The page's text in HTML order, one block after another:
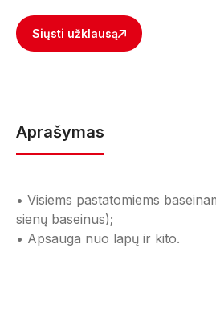
Siųsti užklausą
Aprašymas
• Visiems pastatomiems
sienų baseinus);
• Apsauga nuo lapų ir kito.